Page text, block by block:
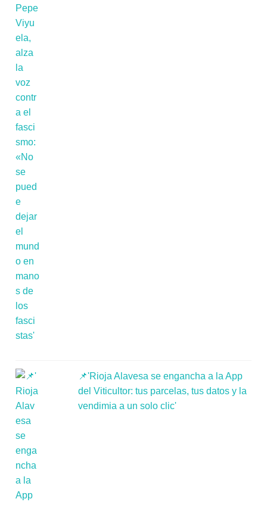
📌'Rioja Alavesa se engancha a la App
del Viticultor: tus parcelas, tus datos y la
vendimia a un solo clic'